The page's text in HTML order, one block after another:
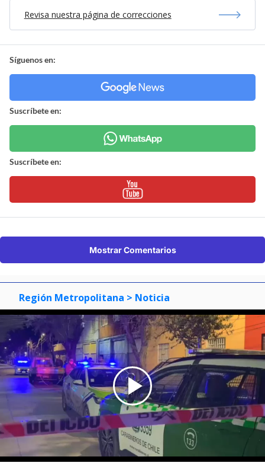
Revisa nuestra página de correcciones
Síguenos en:
Suscríbete en:
Suscríbete en:
Mostrar Comentarios
Región Metropolitana > Noticia